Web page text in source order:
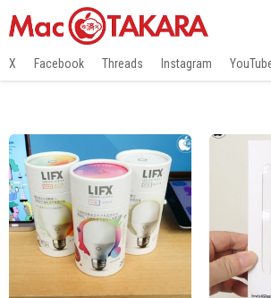
X Facebook Threads Instagram